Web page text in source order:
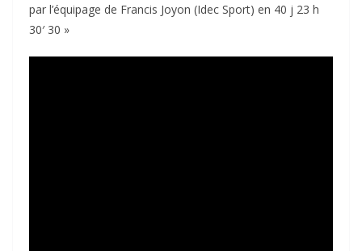
par l’équipage de Francis Joyon (Idec Sport) en 40 j 23 h
30′ 30 »